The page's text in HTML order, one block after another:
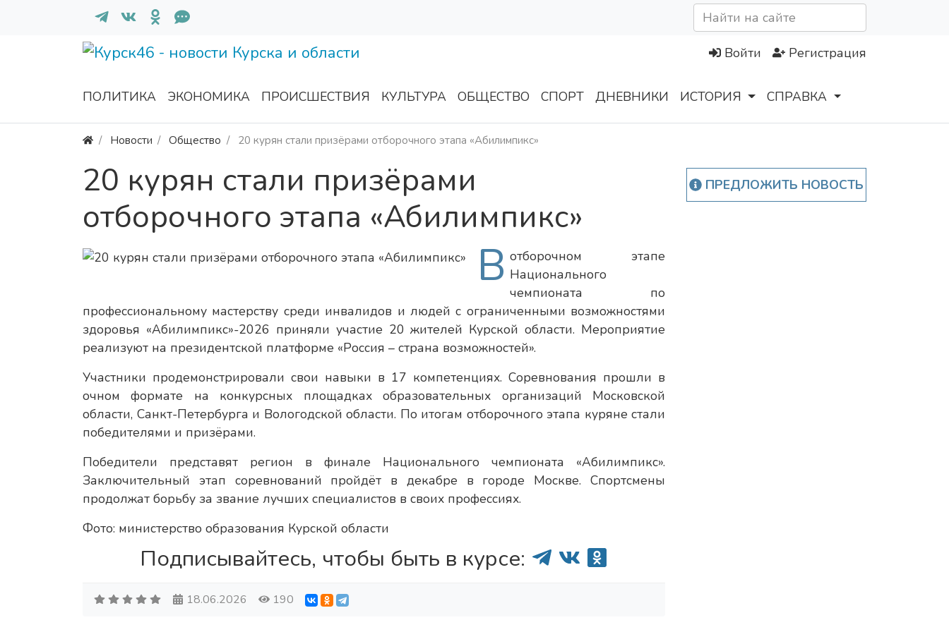
Войти Регистрация
ПОЛИТИКА ЭКОНОМИКА ПРОИСШЕСТВИЯ КУЛЬТУРА ОБЩЕСТВО СПОРТ ДНЕВНИКИ ИСТОРИЯ СПРАВКА
Новости Общество 20 курян стали призёрами отборочного этапа «Абилимпикс»
20 курян стали призёрами
отборочного этапа «Абилимпикс»
В отборочном этапе
Национального
чемпионата по
профессиональному мастерству среди инвалидов и людей с ограниченными возможностями
здоровья «Абилимпикс»-2026 приняли участие 20 жителей Курской области. Мероприятие
реализуют на президентской платформе «Россия – страна возможностей».
Участники продемонстрировали свои навыки в 17 компетенциях. Соревнования прошли в
очном формате на конкурсных площадках образовательных организаций Московской
области, Санкт-Петербурга и Вологодской области. По итогам отборочного этапа куряне стали
победителями и призёрами.
Победители представят регион в финале Национального чемпионата «Абилимпикс».
Заключительный этап соревнований пройдёт в декабре в городе Москве. Спортсмены
продолжат борьбу за звание лучших специалистов в своих профессиях.
Фото: министерство образования Курской области
Подписывайтесь, чтобы быть в курсе:
18.06.2026 190
ПРЕДЛОЖИТЬ НОВОСТЬ